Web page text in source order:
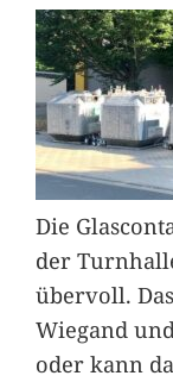
Die
der
übervoll.
Wiegand
oder kann